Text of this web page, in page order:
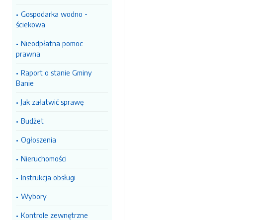
Gospodarka wodno -
ściekowa
Nieodpłatna pomoc
prawna
Raport o stanie Gminy
Banie
Jak załatwić sprawę
Budżet
Ogłoszenia
Nieruchomości
Instrukcja obsługi
Wybory
Kontrole zewnętrzne